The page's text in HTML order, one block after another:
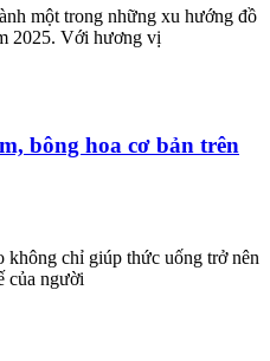
một trong những xu hướng đồ
2025. Với hương vị
bông hoa cơ bản trên
không chỉ giúp thức uống trở nên
của người